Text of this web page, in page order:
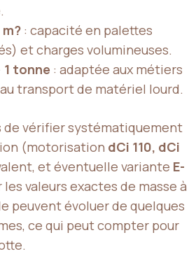
: capacité en palettes
et charges volumineuses.
tonne : adaptée aux métiers
transport de matériel lourd.
de vérifier systématiquement
(motorisation dCi 110, dCi
et éventuelle variante E-
les valeurs exactes de masse à
peuvent évoluer de quelques
ce qui peut compter pour